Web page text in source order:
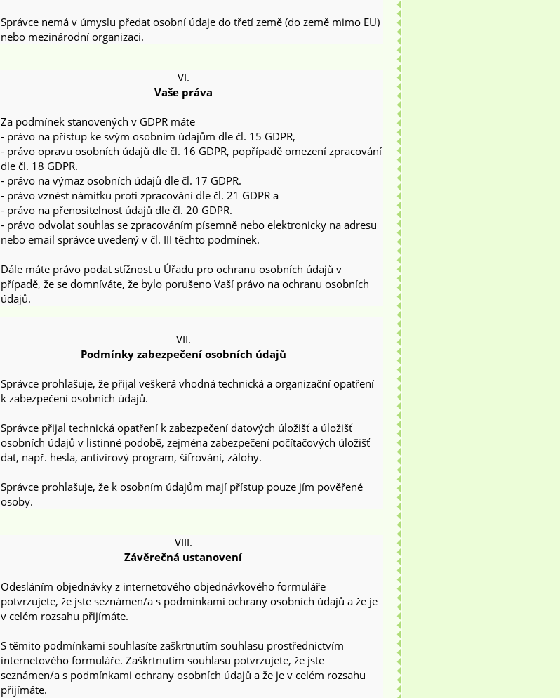
Správce nemá v úmyslu předat osobní údaje do třetí země (do země mimo EU)
nebo mezinárodní organizaci.
VI.
Vaše práva
Za podmínek stanovených v GDPR máte
- právo na přístup ke svým osobním údajům dle čl. 15 GDPR,
- právo opravu osobních údajů dle čl. 16 GDPR, popřípadě omezení zpracování
dle čl. 18 GDPR.
- právo na výmaz osobních údajů dle čl. 17 GDPR.
- právo vznést námitku proti zpracování dle čl. 21 GDPR a
- právo na přenositelnost údajů dle čl. 20 GDPR.
- právo odvolat souhlas se zpracováním písemně nebo elektronicky na adresu
nebo email správce uvedený v čl. III těchto podmínek.
Dále máte právo podat stížnost u Úřadu pro ochranu osobních údajů v
případě, že se domníváte, že bylo porušeno Vaší právo na ochranu osobních
údajů.
VII.
Podmínky zabezpečení osobních údajů
Správce prohlašuje, že přijal veškerá vhodná technická a organizační opatření
k zabezpečení osobních údajů.
Správce přijal technická opatření k zabezpečení datových úložišť a úložišť
osobních údajů v listinné podobě, zejména zabezpečení počítačových úložišť
dat, např. hesla, antivirový program, šifrování, zálohy.
Správce prohlašuje, že k osobním údajům mají přístup pouze jím pověřené
osoby.
VIII.
Závěrečná ustanovení
Odesláním objednávky z internetového objednávkového formuláře
potvrzujete, že jste seznámen/a s podmínkami ochrany osobních údajů a že je
v celém rozsahu přijímáte.
S těmito podmínkami souhlasíte zaškrtnutím souhlasu prostřednictvím
internetového formuláře. Zaškrtnutím souhlasu potvrzujete, že jste
seznámen/a s podmínkami ochrany osobních údajů a že je v celém rozsahu
přijímáte.